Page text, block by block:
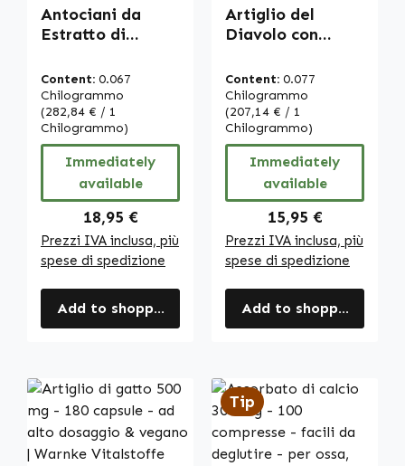
Antociani da
Estratto di
capsule - vegano
| Warnke
Vitalstoffe
Content: 0.067
Chilogrammo
(282,84 € / 1
Chilogrammo)
Immediately
available
Regular price:
18,95 €
Prezzi IVA inclusa, più
spese di spedizione
Add to shopping cart
Artiglio del
Diavolo con
Salice - 120
capsule - facili da
deglutire -
vegano | Warnke
Vitalstoffe
Content: 0.077
Chilogrammo
(207,14 € / 1
Chilogrammo)
Immediately
available
Regular price:
15,95 €
Prezzi IVA inclusa, più
spese di spedizione
Add to shopping cart
Tip